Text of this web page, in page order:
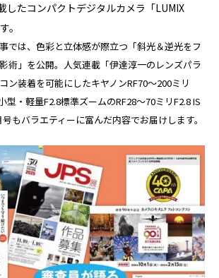
したコンパクトデジタルカメラ「LUMIX
。
では、色彩と立体感が際立つ「斜光＆逆光をフ
術」を公開。人気連載「伊達淳一のレンズパラ
ン装着を可能にしたキヤノンRF70～200ミリ
型・軽量F2.8標準ズームのRF28～70ミリF2.8 IS
もバラエティーに富んだ内容でお届けします。